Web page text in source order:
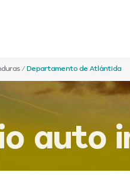
/ Departamento de Atlántida
auto